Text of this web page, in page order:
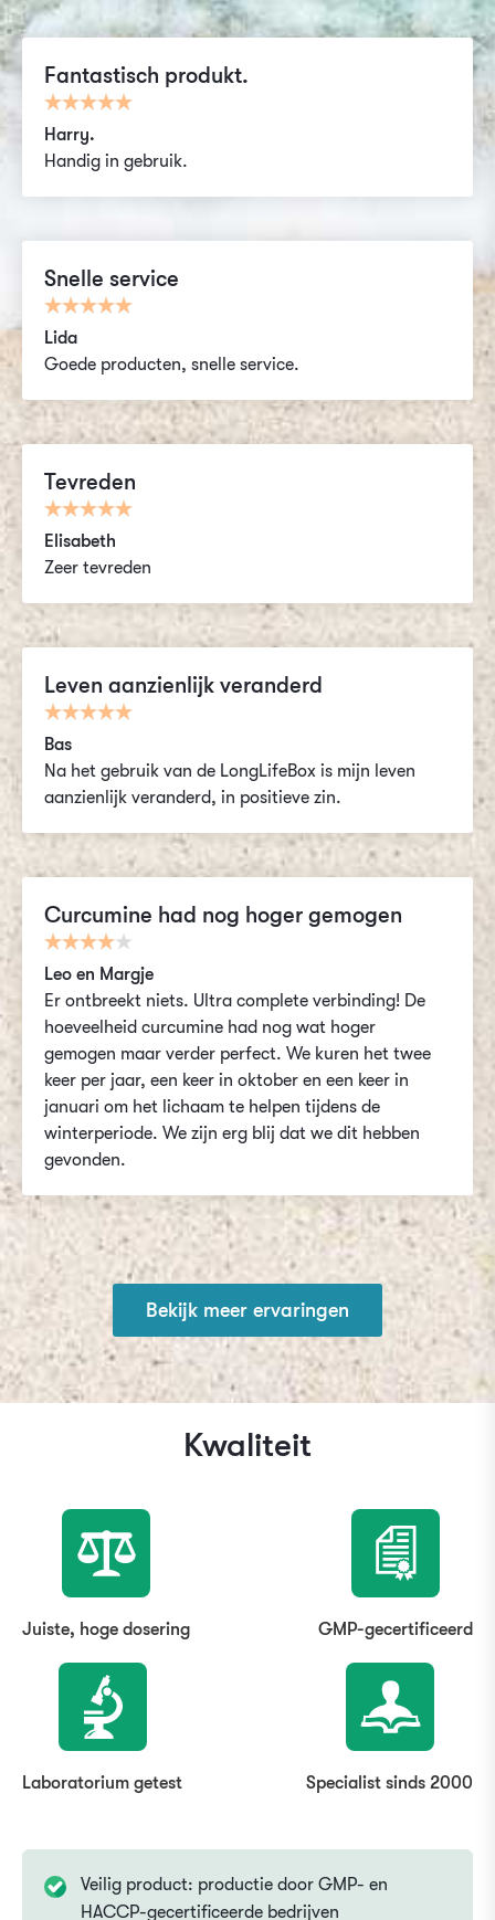
Fantastisch produkt.
Harry.
Handig in gebruik.
Snelle service
Lida
Goede producten, snelle service.
Tevreden
Elisabeth
Zeer tevreden
Leven aanzienlijk veranderd
Bas
Na het gebruik van de LongLifeBox is mijn leven
aanzienlijk veranderd, in positieve zin.
Curcumine had nog hoger gemogen
Leo en Margje
Er ontbreekt niets. Ultra complete verbinding! De
hoeveelheid curcumine had nog wat hoger
gemogen maar verder perfect. We kuren het twee
keer per jaar, een keer in oktober en een keer in
januari om het lichaam te helpen tijdens de
winterperiode. We zijn erg blij dat we dit hebben
gevonden.
Bekijk meer ervaringen
Kwaliteit
Juiste, hoge dosering GMP-gecertificeerd
Laboratorium getest Specialist sinds 2000
Veilig product: productie door GMP- en
HACCP-gecertificeerde bedrijven